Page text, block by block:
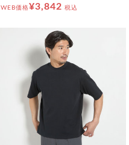
WEB価格¥3,842 税込